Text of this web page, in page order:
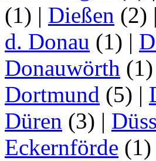
(1) | Dießen (2) |
d. Donau (1) |
Donauwörth (1)
Dortmund (5) |
Düren (3) |
Eckernförde (1)